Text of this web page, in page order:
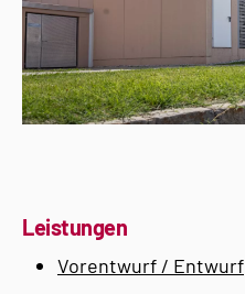
Leistungen
Vorentwurf / Entwurf